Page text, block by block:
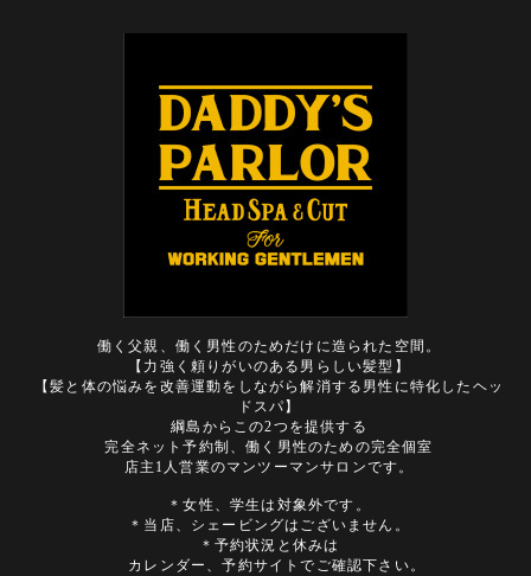
働く父親、働く男性のためだけに造られた空間。
【力強く頼りがいのある男らしい髪型】
【髪と体の悩みを改善運動をしながら解消する男性に特化したヘッ
ドスパ】
綱島からこの2つを提供する
完全ネット予約制、働く男性のための完全個室
店主1人営業のマンツーマンサロンです。
＊女性、学生は対象外です。
＊当店、シェービングはございません。
＊予約状況と休みは
カレンダー、予約サイトでご確認下さい。